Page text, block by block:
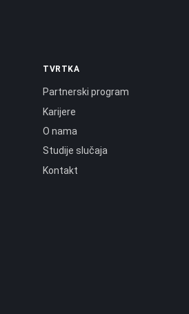
TVRTKA
Partnerski program
Karijere
O nama
Studije slučaja
Kontakt